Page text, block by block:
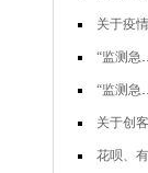
关于疫情下宅经济的调查问卷
“监测急救背心&rd…
“监测急救背心&rd…
关于创客思想与小学科学课程结合现…
花呗、有钱花等互联网消费信用贷使…